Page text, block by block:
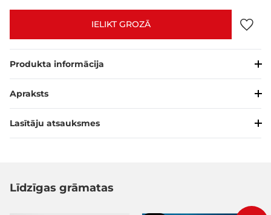
IELIKT GROZĀ
Produkta informācija
Apraksts
Lasītāju atsauksmes
Līdzīgas grāmatas